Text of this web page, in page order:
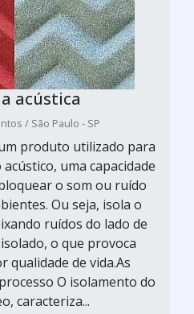
acústica
/ São Paulo - SP
produto utilizado para
uma capacidade
o som ou ruído
Ou seja, isola o
ruídos do lado de
o que provoca
qualidade de vida.As
O isolamento do
caracteriza...